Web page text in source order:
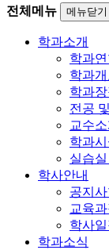
전체메뉴 메뉴닫기
학과소개
학과연
학과개
학과장
전공
교수소
학과시
실습
학사안내
공지
교육
학사일
학과소식